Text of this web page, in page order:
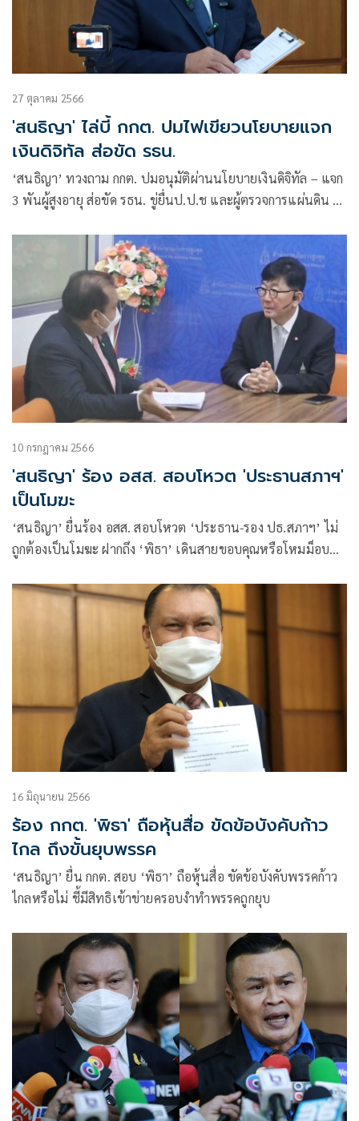
27 ตุลาคม 2566
'สนธิญา' ไล่บี้ กกต. ปมไฟเขียวนโยบายแจก
เงินดิจิทัล ส่อขัด รธน.
‘สนธิญา’ ทวงถาม กกต. ปมอนุมัติผ่านนโยบายเงินดิจิทัล – แจก
3 พันผู้สูงอายุ ส่อขัด รธน. ขู่ยื่นป.ป.ช และผู้ตรวจการแผ่นดิน ส่ง
10 กรกฎาคม 2566
'สนธิญา' ร้อง อสส. สอบโหวต 'ประธานสภาฯ'
เป็นโมฆะ
‘สนธิญา’ ยื่นร้อง อสส. สอบโหวต ‘ประธาน-รอง ปธ.สภาฯ’ ไม่
ถูกต้องเป็นโมฆะ ฝากถึง ‘พิธา’ เดินสายขอบคุณหรือโหมม็อบ
16 มิถุนายน 2566
ร้อง กกต. 'พิธา' ถือหุ้นสื่อ ขัดข้อบังคับก้าว
ไกล ถึงขั้นยุบพรรค
‘สนธิญา’ ยื่น กกต. สอบ ‘พิธา’ ถือหุ้นสื่อ ขัดข้อบังคับพรรคก้าว
ไกลหรือไม่ ชี้มีสิทธิเข้าข่ายครอบงำทำพรรคถูกยุบ